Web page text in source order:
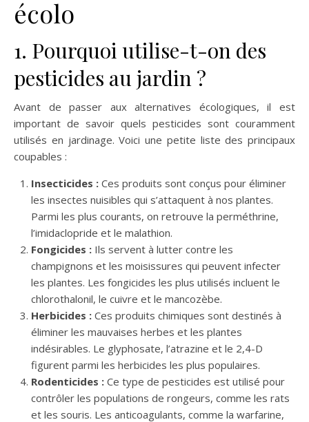
écolo
1. Pourquoi utilise-t-on des
pesticides au jardin ?
Avant de passer aux alternatives écologiques, il est
important de savoir quels pesticides sont couramment
utilisés en jardinage. Voici une petite liste des principaux
coupables :
Insecticides : Ces produits sont conçus pour éliminer
les insectes nuisibles qui s’attaquent à nos plantes.
Parmi les plus courants, on retrouve la perméthrine,
l’imidaclopride et le malathion.
Fongicides : Ils servent à lutter contre les
champignons et les moisissures qui peuvent infecter
les plantes. Les fongicides les plus utilisés incluent le
chlorothalonil, le cuivre et le mancozèbe.
Herbicides : Ces produits chimiques sont destinés à
éliminer les mauvaises herbes et les plantes
indésirables. Le glyphosate, l’atrazine et le 2,4-D
figurent parmi les herbicides les plus populaires.
Rodenticides : Ce type de pesticides est utilisé pour
contrôler les populations de rongeurs, comme les rats
et les souris. Les anticoagulants, comme la warfarine,